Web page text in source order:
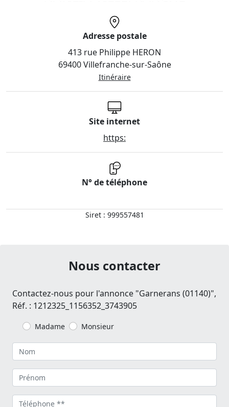
Adresse postale
413 rue Philippe HERON
69400 Villefranche-sur-Saône
Itinéraire
Site internet
https:
N° de téléphone
Siret : 999557481
Nous contacter
Contactez-nous pour l'annonce "Garnerans (01140)",
Réf. : 1212325_1156352_3743905
Madame Monsieur